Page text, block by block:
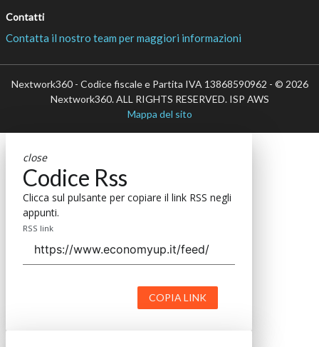
Contatti
Contatta il nostro team per maggiori informazioni
Nextwork360 - Codice fiscale e Partita IVA 13868590962 - © 2026
Nextwork360. ALL RIGHTS RESERVED. ISP AWS
Mappa del sito
close
Codice Rss
Clicca sul pulsante per copiare il link RSS negli
appunti.
RSS link
COPIA LINK